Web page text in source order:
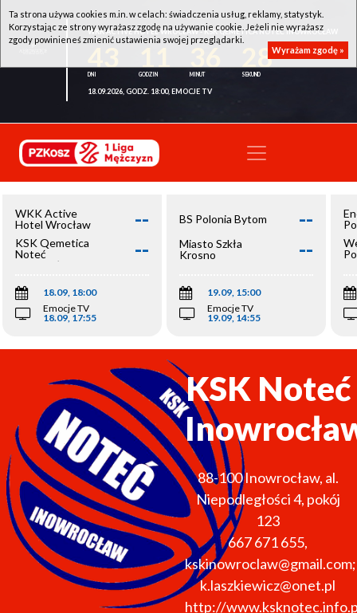
WKK ACTIVE HOTEL WROCŁAW - KSK QEMETICA NOTEĆ INOWROCŁAW
28
18.09.2026, GODZ. 18:00, EMOCJE TV
WKK Active
Hotel Wrocław
--
KSK Qemetica
Noteć
Inowrocław
--
18.09, 18:00
Emocje TV
18.09, 17:55
BS Polonia Bytom --
Miasto Szkła
Krosno
--
19.09, 15:00
Emocje TV
19.09, 14:55
KSK Noteć
88-100Inowrocław, al.
Niepodległości 4, pokój
123
667 671 655,
kskinowroclaw@gmail.com;
k.laszkiewicz@onet.pl
http://
Ta strona używa cookies m.in. w celach: świadczenia usług, reklamy, statystyk.
Korzystając ze strony wyrażasz zgodę na używanie cookie. Jeżeli nie wyrażasz
zgody powinieneś zmienić ustawienia swojej przeglądarki.
Wyrażam zgodę »